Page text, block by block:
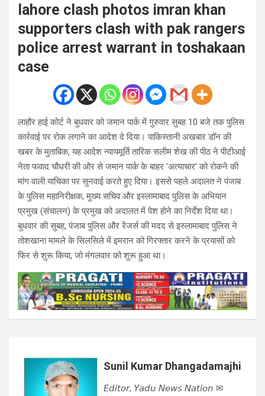
lahore clash photos imran khan
supporters clash with pak rangers
police arrest warrant in toshakaan
case
लाहौर हाई कोर्ट ने बुधवार को जमान पार्क में गुरुवार सुबह 10 बजे तक पुलिस
कार्रवाई पर रोक लगाने का आदेश दे दिया। पाकिस्तानी अखबार डॉन की
खबर के मुताबिक, यह आदेश न्यायमूर्ति तारिक सलीम शेख की पीठ ने पीटीआई
नेता फवाद चौधरी की ओर से जमान पार्क के बाहर ‘अत्याचार’ को रोकने की
मांग वाली याचिका पर सुनवाई करते हुए दिया। इससे पहले अदालत ने पंजाब
के पुलिस महानिरीक्षक, मुख्य सचिव और इस्लामाबाद पुलिस के अभियान
प्रमुख (संचालन) के प्रमुख को अदालत में पेश होने का निर्देश दिया था।
बुधवार की सुबह, पंजाब पुलिस और रेंजर्स की मदद से इस्लामाबाद पुलिस ने
तोशखाना मामले के सिलसिले में इमरान को गिरफ्तार करने के प्रयासों को
फिर से शुरू किया, जो मंगलवार को शुरू हुआ था।
Sunil Kumar Dhangadamajhi
𝘌𝘥𝘪𝘵𝘰𝘳, 𝘠𝘢𝘥𝘶 𝘕𝘦𝘸𝘴 𝘕𝘢𝘵𝘪𝘰𝘯 ✉